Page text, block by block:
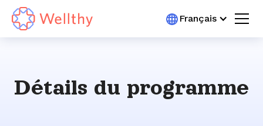
Français
Détails du programme